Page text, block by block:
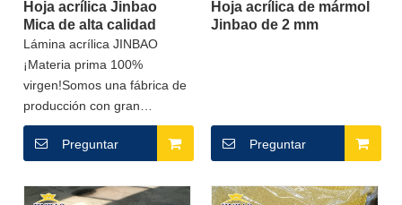
Hoja acrílica Jinbao
Mica de alta calidad
Lámina acrílica JINBAO
¡Materia prima 100%
virgen!Somos una fábrica de
producción con gran
capacidad de producción y
precios bajos.Podemos
según los requisitos del
Preguntar
Hoja acrílica de mármol
Jinbao de 2 mm
Preguntar